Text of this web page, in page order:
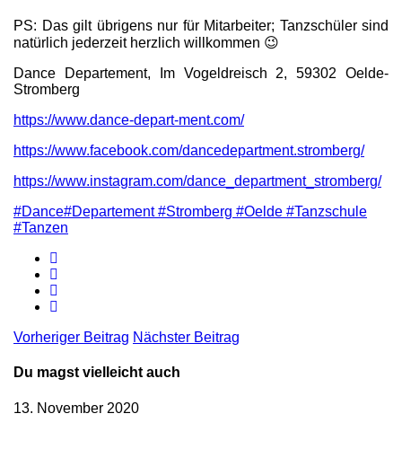
PS: Das gilt übrigens nur für Mitarbeiter; Tanzschüler sind
natürlich jederzeit herzlich willkommen 😉
Dance Departement, Im Vogeldreisch 2, 59302 Oelde-
Stromberg
https://www.dance-depart-ment.com/
https://www.facebook.com/dancedepartment.stromberg/
https://www.instagram.com/dance_department_stromberg/
#Dance#Departement #Stromberg #Oelde #Tanzschule
#Tanzen
Vorheriger Beitrag Nächster Beitrag
Du magst vielleicht auch
13. November 2020